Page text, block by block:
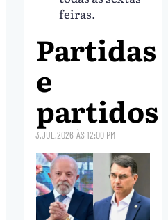
feiras.
Partidas
e
partidos
3.JUL.2026 ÀS12:00 PM